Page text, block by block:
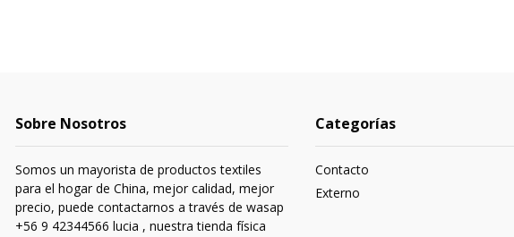
Sobre Nosotros
Somos un mayorista de productos textiles
para el hogar de China, mejor calidad, mejor
precio, puede contactarnos a través de wasap
+56 9 42344566 lucia , nuestra tienda física
Categorías
Contacto
Externo